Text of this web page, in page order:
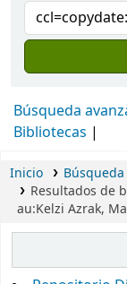
Búsqueda
Bibliotecas
Inicio
Resultados de
au:Kelzi Azrak,